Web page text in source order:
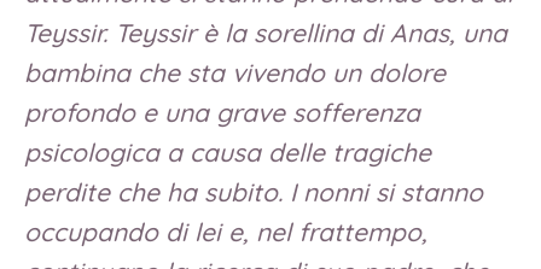
Teyssir. Teyssir è la sorellina di Anas, una
bambina che sta vivendo un dolore
profondo e una grave sofferenza
psicologica a causa delle tragiche
perdite che ha subito. I nonni si stanno
occupando di lei e, nel frattempo,